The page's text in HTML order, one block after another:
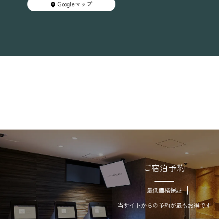
Googleマップ
ご宿泊予約
最低価格保証
当サイトからの予約が最もお得です